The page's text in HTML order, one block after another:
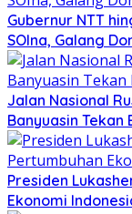
Gubernur NTT
SOIna, Galang
Jalan Nasional
Banyuasin Tekan
Presiden
Ekonomi